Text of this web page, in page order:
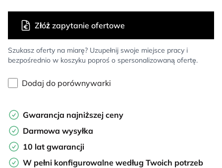
Szukasz oferty na miarę? Uzupełnij swoje miejsce pracy i
bezpośrednio w koszyku poproś o spersonalizowaną ofertę.
Złóż zapytanie ofertowe
Dodaj do porównywarki
Gwarancja najniższej ceny
Darmowa wysyłka
10 lat gwarancji
W pełni konfigurowalne według Twoich potrzeb